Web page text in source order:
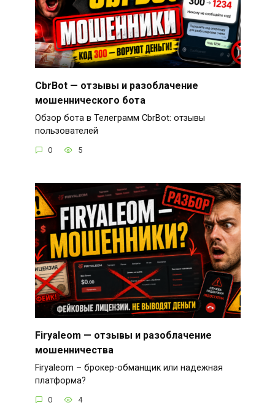
CbrBot — отзывы и разоблачение
мошеннического бота
Обзор бота в Телеграмм CbrBot: отзывы
пользователей
0 5
Firyaleom — отзывы и разоблачение
мошенничества
Firyaleom – брокер-обманщик или надежная
платформа?
0 4